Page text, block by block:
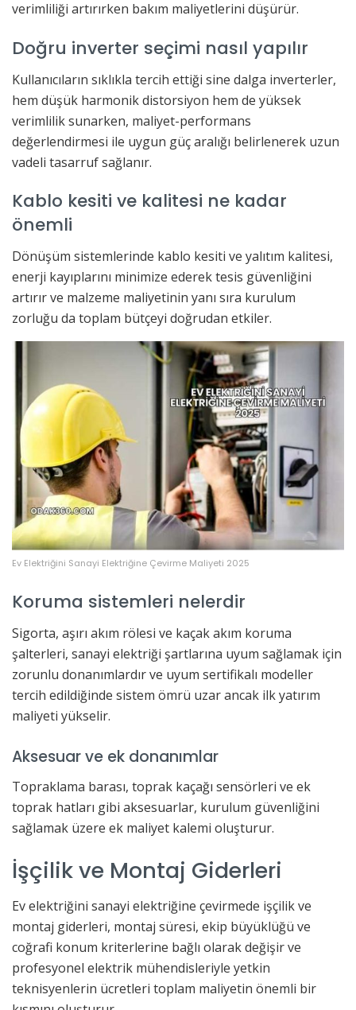
verimliliği artırırken bakım maliyetlerini düşürür.
Doğru inverter seçimi nasıl yapılır
Kullanıcıların sıklıkla tercih ettiği sine dalga inverterler,
hem düşük harmonik distorsiyon hem de yüksek
verimlilik sunarken, maliyet-performans
değerlendirmesi ile uygun güç aralığı belirlenerek uzun
vadeli tasarruf sağlanır.
Kablo kesiti ve kalitesi ne kadar
önemli
Dönüşüm sistemlerinde kablo kesiti ve yalıtım kalitesi,
enerji kayıplarını minimize ederek tesis güvenliğini
artırır ve malzeme maliyetinin yanı sıra kurulum
zorluğu da toplam bütçeyi doğrudan etkiler.
Ev Elektriğini Sanayi Elektriğine Çevirme Maliyeti 2025
Koruma sistemleri nelerdir
Sigorta, aşırı akım rölesi ve kaçak akım koruma
şalterleri, sanayi elektriği şartlarına uyum sağlamak için
zorunlu donanımlardır ve uyum sertifikalı modeller
tercih edildiğinde sistem ömrü uzar ancak ilk yatırım
maliyeti yükselir.
Aksesuar ve ek donanımlar
Topraklama barası, toprak kaçağı sensörleri ve ek
toprak hatları gibi aksesuarlar, kurulum güvenliğini
sağlamak üzere ek maliyet kalemi oluşturur.
İşçilik ve Montaj Giderleri
Ev elektriğini sanayi elektriğine çevirmede işçilik ve
montaj giderleri, montaj süresi, ekip büyüklüğü ve
coğrafi konum kriterlerine bağlı olarak değişir ve
profesyonel elektrik mühendisleriyle yetkin
teknisyenlerin ücretleri toplam maliyetin önemli bir